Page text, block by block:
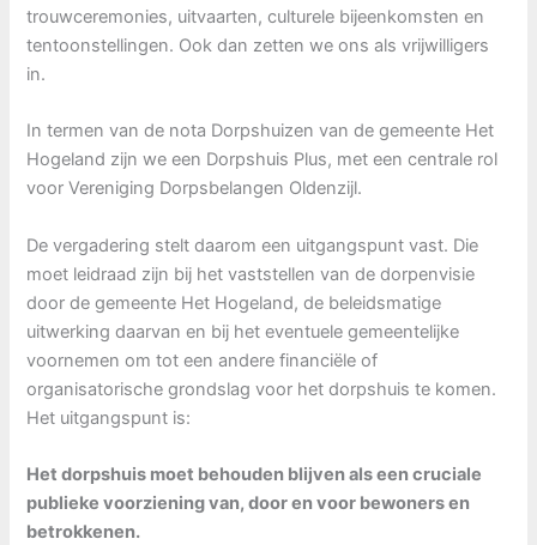
trouwceremonies, uitvaarten, culturele bijeenkomsten en
tentoonstellingen. Ook dan zetten we ons als vrijwilligers
in.
In termen van de nota Dorpshuizen van de gemeente Het
Hogeland zijn we een Dorpshuis Plus, met een centrale rol
voor Vereniging Dorpsbelangen Oldenzijl.
De vergadering stelt daarom een uitgangspunt vast. Die
moet leidraad zijn bij het vaststellen van de dorpenvisie
door de gemeente Het Hogeland, de beleidsmatige
uitwerking daarvan en bij het eventuele gemeentelijke
voornemen om tot een andere financiële of
organisatorische grondslag voor het dorpshuis te komen.
Het uitgangspunt is:
Het dorpshuis moet behouden blijven als een cruciale
publieke voorziening van, door en voor bewoners en
betrokkenen.